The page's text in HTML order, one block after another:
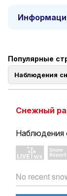
Популярные
Наблюдения
Снежный
Наблюдения
No recent